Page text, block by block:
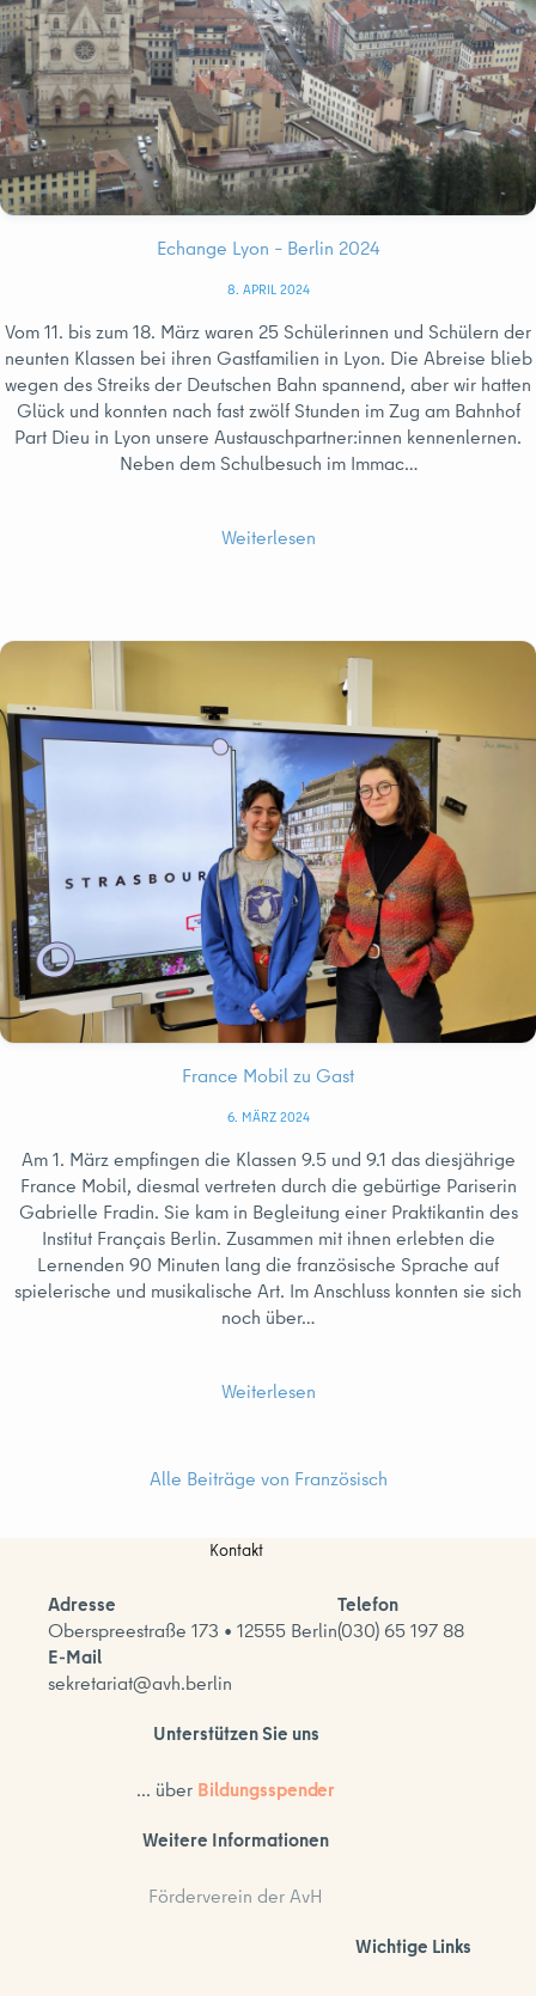
Echange Lyon – Berlin 2024
8. APRIL 2024
Vom 11. bis zum 18. März waren 25 Schülerinnen und Schülern der
neunten Klassen bei ihren Gastfamilien in Lyon. Die Abreise blieb
wegen des Streiks der Deutschen Bahn spannend, aber wir hatten
Glück und konnten nach fast zwölf Stunden im Zug am Bahnhof
Part Dieu in Lyon unsere Austauschpartner:innen kennenlernen.
Neben dem Schulbesuch im Immac…
Weiterlesen
France Mobil zu Gast
6. MÄRZ 2024
Am 1. März empfingen die Klassen 9.5 und 9.1 das diesjährige
France Mobil, diesmal vertreten durch die gebürtige Pariserin
Gabrielle Fradin. Sie kam in Begleitung einer Praktikantin des
Institut Français Berlin. Zusammen mit ihnen erlebten die
Lernenden 90 Minuten lang die französische Sprache auf
spielerische und musikalische Art. Im Anschluss konnten sie sich
noch über…
Weiterlesen
Alle Beiträge von Französisch
Kontakt
Adresse
Oberspreestraße 173 • 12555 Berlin
Telefon
(030) 65 197 88
E-Mail
sekretariat@avh.berlin
Unterstützen Sie uns
... über Bildungsspender
Weitere Informationen
Förderverein der AvH
Wichtige Links